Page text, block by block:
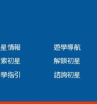
情報
初星
指引
遊學導航
解鎖初星
諮詢初星